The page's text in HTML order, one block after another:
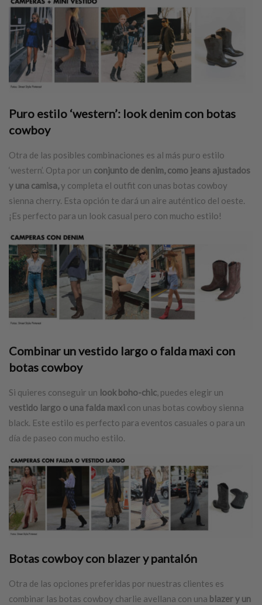
Puro estilo ‘western’: look denim con botas
cowboy
Otra de las posibles combinaciones es al más puro estilo
‘western’. Opta por un conjunto de denim, como jeans ajustados
y una camisa,y completa el outfit con unas botas cowboy
sienna cherry. Esta opción te dará un aire auténtico del oeste.
¡Es perfecto para un look casual pero con mucho estilo!
Combinar un vestido largo o falda maxi con
botas cowboy
Si quieres conseguir un look boho-chic, puedes elegir un
vestido largo o una falda maxi con unas botas cowboy sienna
black. Este estilo es perfecto para eventos casuales o para un
día de paseo con mucho estilo.
Botas cowboycon blazer y pantalón
Otra de las opciones preferidas por nuestras clientes es
combinar las botas cowboy charlie avellana con una blazer y un